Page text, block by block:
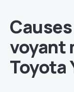
voyant
Toyota